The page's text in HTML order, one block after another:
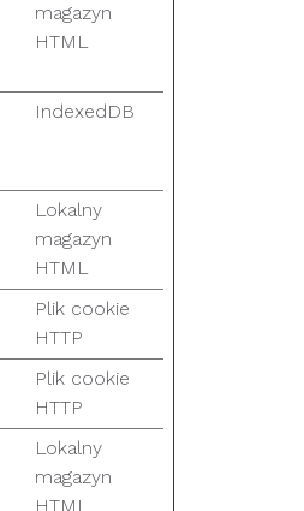
magazyn
HTML
IndexedDB
Lokalny
magazyn
HTML
Plik cookie
HTTP
Plik cookie
HTTP
Lokalny
magazyn
HTML